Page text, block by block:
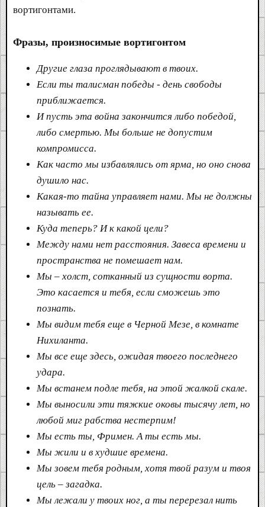
вортигонтами.
Фразы, произносимые вортигонтом
Другие глаза проглядывают в твоих.
Если ты талисман победы - день свободы
приближается.
И пусть эта война закончится либо победой,
либо смертью. Мы больше не допустим
компромисса.
Как часто мы избавлялись от ярма, но оно снова
душило нас.
Какая-то тайна управляет нами. Мы не должны
называть ее.
Куда теперь? И к какой цели?
Между нами нет расстояния. Завеса времени и
пространства не помешает нам.
Мы – холст, сотканный из сущности ворта.
Это касается и тебя, если сможешь это
познать.
Мы видим тебя еще в Черной Мезе, в комнате
Нихиланта.
Мы все еще здесь, ожидая твоего последнего
удара.
Мы встанем подле тебя, на этой жалкой скале.
Мы выносили эти тяжкие оковы тысячу лет, но
любой миг рабства нестерпим!
Мы есть ты, Фримен. А ты есть мы.
Мы жили и в худшие времена.
Мы зовем тебя родным, хотя твой разум и твоя
цель – загадка.
Мы лежали у твоих ног, а ты перерезал нить